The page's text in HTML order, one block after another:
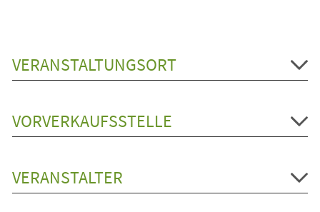
VERANSTALTUNGSORT
VORVERKAUFSSTELLE
VERANSTALTER